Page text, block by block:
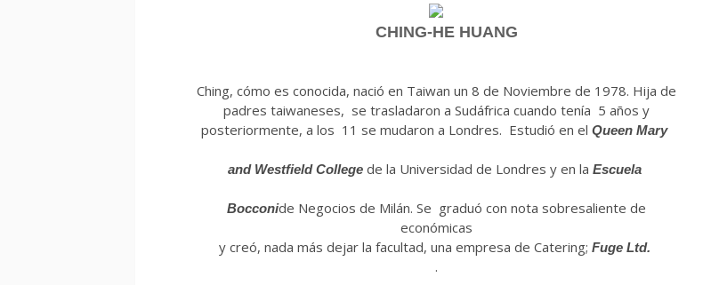
CHING-HE HUANG
Ching, cómo es conocida, nació en Taiwan un 8 de Noviembre de 1978. Hija de
padres taiwaneses, se trasladaron a Sudáfrica cuando tenía 5 años y
posteriormente, a los 11 se mudaron a Londres. Estudió en el Queen Mary
and Westfield Collegede la Universidad de Londres y en la Escuela
Bocconide Negocios de Milán. Se graduó con nota sobresaliente de
económicas
y creó, nada más dejar la facultad, una empresa de Catering; Fuge Ltd.
.